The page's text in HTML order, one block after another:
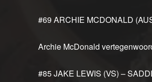
#69 ARCHIE MCDONALD
Archie McDonald
#85 JAKE LEWIS (VS) –